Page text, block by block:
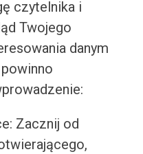
czytelnika i
Twojego
danym
Zacznij od